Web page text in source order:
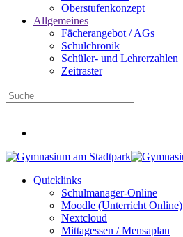
Oberstufenkonzept
Allgemeines
Fächerangebot / AGs
Schulchronik
Schüler- und Lehrerzahlen
Zeitraster
Quicklinks
Schulmanager-Online
Moodle (Unterricht Online)
Nextcloud
Mittagessen / Mensaplan